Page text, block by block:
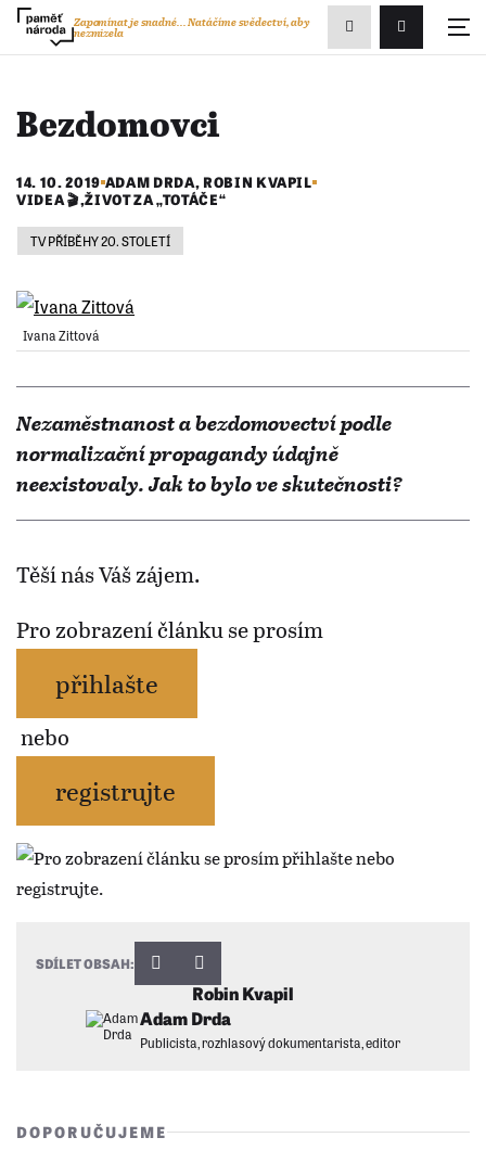
Přihlášení/
Zapomínat je snadné...Natáčíme svědectví, aby
nezmizela
Zobrazit
vyhledávání
Bezdomovci
14. 10. 2019 ADAM DRDA, ROBIN KVAPIL
VIDEA 🎬,ŽIVOT ZA „TOTÁČE“
TV PŘÍBĚHY 20. STOLETÍ
Ivana Zittová
Nezaměstnanost a bezdomovectví podle
normalizační propagandy údajně
neexistovaly. Jak to bylo ve skutečnosti?
Těší nás Váš zájem.
Pro zobrazení článku se prosím
přihlašte
nebo
registrujte
Adam Drda
Publicista, rozhlasový dokumentarista, editor
Robin Kvapil
SDÍLET OBSAH:
DOPORUČUJEME